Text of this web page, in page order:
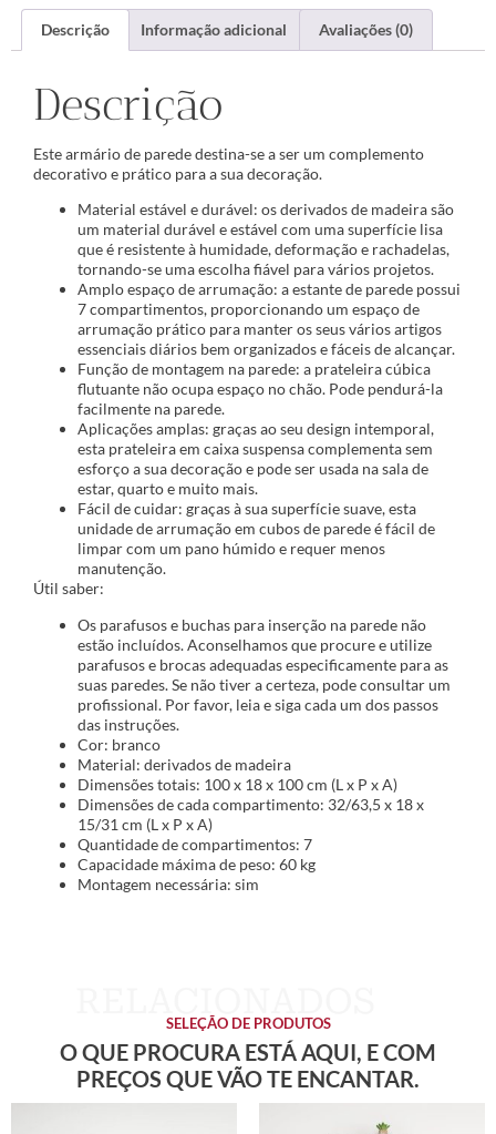
Descrição Informação adicional Avaliações (0)
Descrição
Este armário de parede destina-se a ser um complemento
decorativo e prático para a sua decoração.
Material estável e durável: os derivados de madeira são
um material durável e estável com uma superfície lisa
que é resistente à humidade, deformação e rachadelas,
tornando-se uma escolha fiável para vários projetos.
Amplo espaço de arrumação: a estante de parede possui
7 compartimentos, proporcionando um espaço de
arrumação prático para manter os seus vários artigos
essenciais diários bem organizados e fáceis de alcançar.
Função de montagem na parede: a prateleira cúbica
flutuante não ocupa espaço no chão. Pode pendurá-la
facilmente na parede.
Aplicações amplas: graças ao seu design intemporal,
esta prateleira em caixa suspensa complementa sem
esforço a sua decoração e pode ser usada na sala de
estar, quarto e muito mais.
Fácil de cuidar: graças à sua superfície suave, esta
unidade de arrumação em cubos de parede é fácil de
limpar com um pano húmido e requer menos
manutenção.
Útil saber:
Os parafusos e buchas para inserção na parede não
estão incluídos. Aconselhamos que procure e utilize
parafusos e brocas adequadas especificamente para as
suas paredes. Se não tiver a certeza, pode consultar um
profissional. Por favor, leia e siga cada um dos passos
das instruções.
Cor: branco
Material: derivados de madeira
Dimensões totais: 100 x 18 x 100 cm (L x P x A)
Dimensões de cada compartimento: 32/63,5 x 18 x
15/31 cm (L x P x A)
Quantidade de compartimentos: 7
Capacidade máxima de peso: 60 kg
Montagem necessária: sim
SELEÇÃO DE PRODUTOS
O QUE PROCURA ESTÁ AQUI, E COM
PREÇOS QUE VÃO TE ENCANTAR.